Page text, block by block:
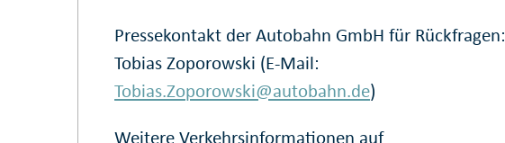
Pressekontakt der Autobahn GmbH für Rückfragen:
Tobias Zoporowski (E-Mail:
Tobias.Zoporowski@autobahn.de)
Weitere Verkehrsinformationen auf